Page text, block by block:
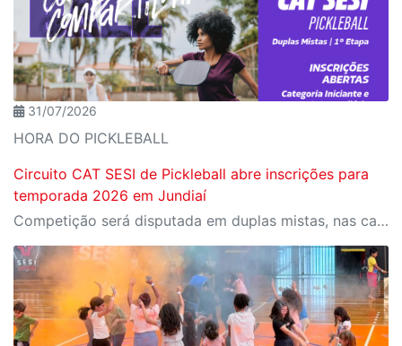
31/07/2026
HORA DO PICKLEBALL
Circuito CAT SESI de Pickleball abre inscrições para
temporada 2026 em Jundiaí
Competição será disputada em duplas mistas, nas categorias Iniciante e Intermediário, e reunirá clientes e alunos do SESI a partir dos 12 anos